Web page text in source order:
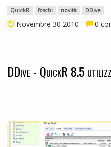
QuickR foschi novità DDive
Novembre 30 2010 0
DDive - QuickR 8.5